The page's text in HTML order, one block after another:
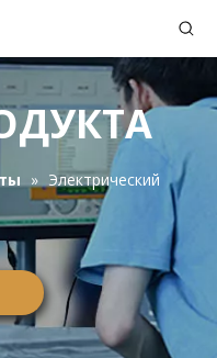
» Электрический